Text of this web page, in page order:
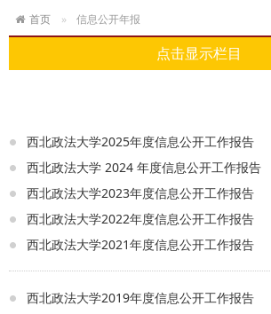
首页 信息公开年报
点击显示栏目
西北政法大学2025年度信息公开工作报告
西北政法大学 2024 年度信息公开工作报告
西北政法大学2023年度信息公开工作报告
西北政法大学2022年度信息公开工作报告
西北政法大学2021年度信息公开工作报告
西北政法大学2019年度信息公开工作报告